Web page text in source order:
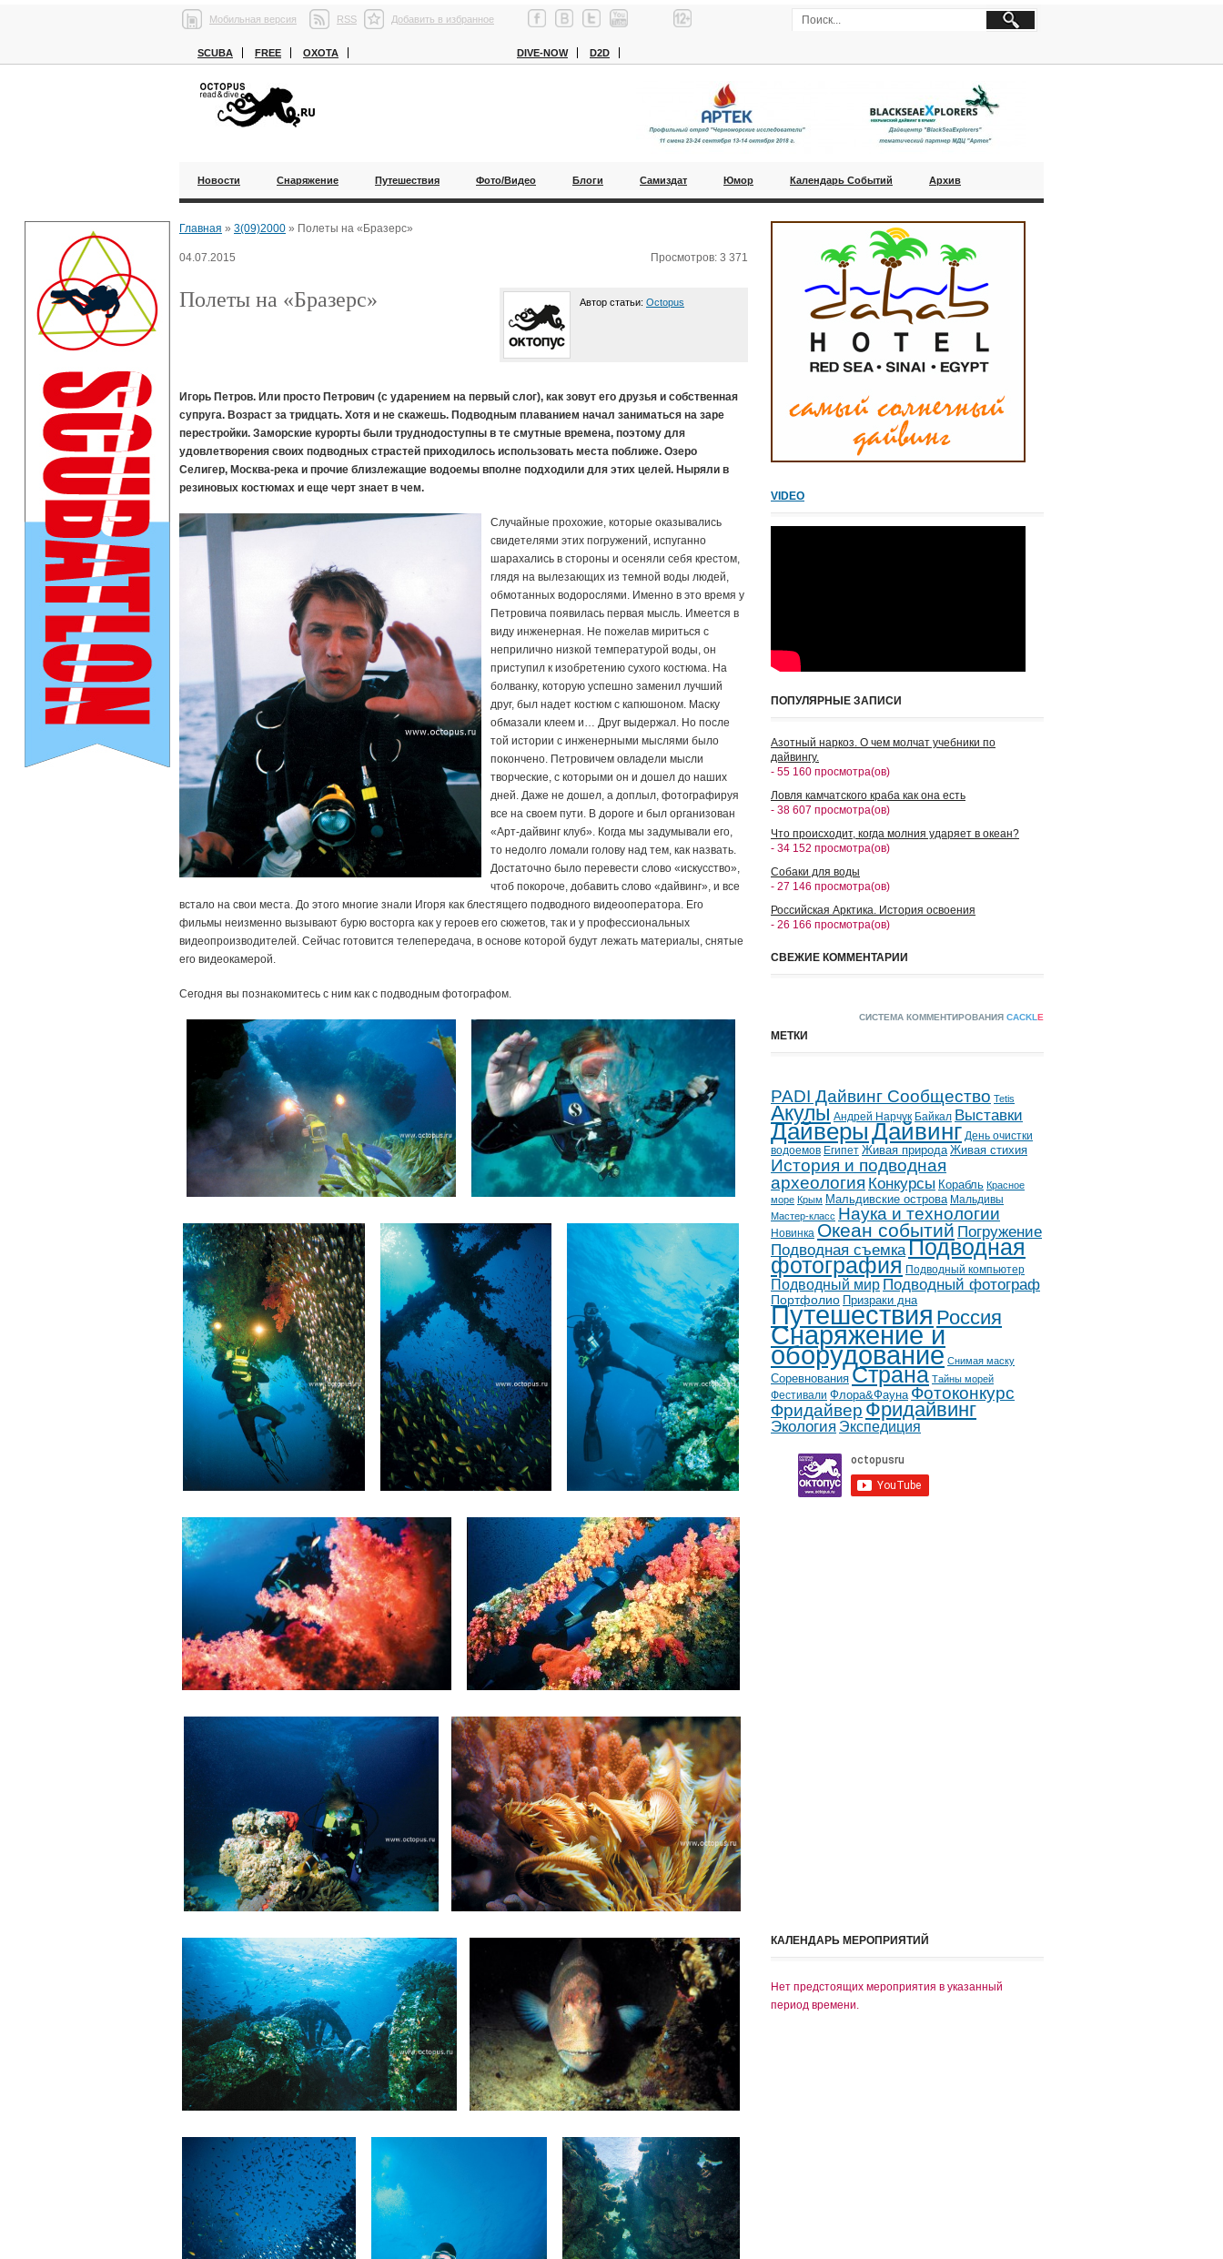
Мобильная версия RSS Добавить в избранное
SCUBA FREE ОХОТА DIVE-NOW D2D
Новости Снаряжение Путешествия Фото/Видео Блоги Самиздат Юмор Календарь Событий Архив
Главная » 3(09)2000 » Полеты на «Бразерс»
04.07.2015 Просмотров: 3 371
Автор статьи: Octopus
Полеты на «Бразерс»
Игорь Петров. Или просто Петрович (с ударением на первый слог), как зовут его друзья и собственная
супруга. Возраст за тридцать. Хотя и не скажешь. Подводным плаванием начал заниматься на заре
перестройки. Заморские курорты были труднодоступны в те смутные времена, поэтому для
удовлетворения своих подводных страстей приходилось использовать места поближе. Озеро
Селигер, Москва-река и прочие близлежащие водоемы вполне подходили для этих целей. Ныряли в
резиновых костюмах и еще черт знает в чем.
Случайные прохожие, которые оказывались
свидетелями этих погружений, испуганно
шарахались в стороны и осеняли себя крестом,
глядя на вылезающих из темной воды людей,
обмотанных водорослями. Именно в это время у
Петровича появилась первая мысль. Имеется в
виду инженерная. Не пожелав мириться с
неприлично низкой температурой воды, он
приступил к изобретению сухого костюма. На
болванку, которую успешно заменил лучший
друг, был надет костюм с капюшоном. Маску
обмазали клеем и… Друг выдержал. Но после
той истории с инженерными мыслями было
покончено. Петровичем овладели мысли
творческие, с которыми он и дошел до наших
дней. Даже не дошел, а доплыл, фотографируя
все на своем пути. В дороге и был организован
«Арт-дайвинг клуб». Когда мы задумывали его,
то недолго ломали голову над тем, как назвать.
Достаточно было перевести слово «искусство»,
чтоб покороче, добавить слово «дайвинг», и все
встало на свои места. До этого многие знали Игоря как блестящего подводного видеооператора. Его
фильмы неизменно вызывают бурю восторга как у героев его сюжетов, так и у профессиональных
видеопроизводителей. Сейчас готовится телепередача, в основе которой будут лежать материалы, снятые
его видеокамерой.
Сегодня вы познакомитесь с ним как с подводным фотографом.
VIDEO
ПОПУЛЯРНЫЕ ЗАПИСИ
Азотный наркоз. О чем молчат учебники по
дайвингу.
- 55 160 просмотра(ов)
Ловля камчатского краба как она есть
- 38 607 просмотра(ов)
Что происходит, когда молния ударяет в океан?
- 34 152 просмотра(ов)
Собаки для воды
- 27 146 просмотра(ов)
Российская Арктика. История освоения
- 26 166 просмотра(ов)
СВЕЖИЕ КОММЕНТАРИИ
СИСТЕМА КОММЕНТИРОВАНИЯ CACKL E
МЕТКИ
PADI Дайвинг Сообщество Tetis
Акулы Андрей Нарчук Байкал Выставки
ДайверыДайвинг День очистки
водоемов Египет Живая природа Живая стихия
История и подводная
археология Конкурсы Корабль Красное
море Крым Мальдивские острова Мальдивы
Мастер-класс Наука и технологии
Новинка Океан событий Погружение
Подводная съемкаПодводная
фотография Подводный компьютер
Подводный мир Подводный фотограф
Портфолио Призраки дна
Путешествия Россия
Снаряжение и
оборудование Снимая маску
Соревнования Страна Тайны морей
Фестивали Флора&Фауна Фотоконкурс
Фридайвер Фридайвинг
Экология Экспедиция
КАЛЕНДАРЬ МЕРОПРИЯТИЙ
Нет предстоящих мероприятия в указанный
период времени.